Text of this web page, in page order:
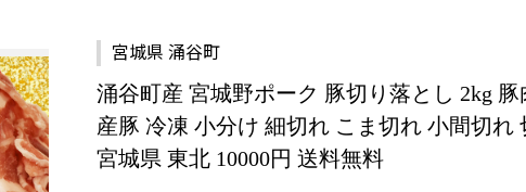
宮城県 涌谷町
涌谷町産 宮城野ポーク 豚切り落とし 2kg
産豚 冷凍 小分け 細切れ こま切れ 小間切れ
宮城県 東北 10000円 送料無料